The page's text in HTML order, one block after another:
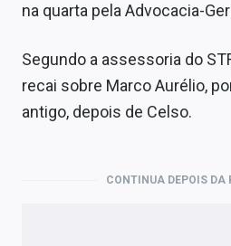
na quarta pela Advocacia-
Segundo a assessoria do
recai sobre Marco Aurélio,
antigo, depois de Celso.
CONTINUA DEPOIS DA